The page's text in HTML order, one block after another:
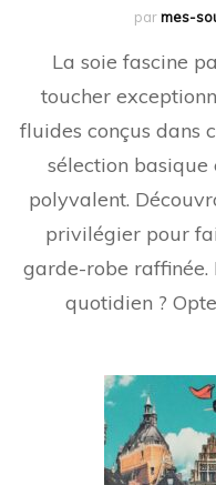
parmes-
La soie fascine
toucher
fluides conçus dans
sélection
polyvalent.
privilégier pour
garde-robe
quotidien ?